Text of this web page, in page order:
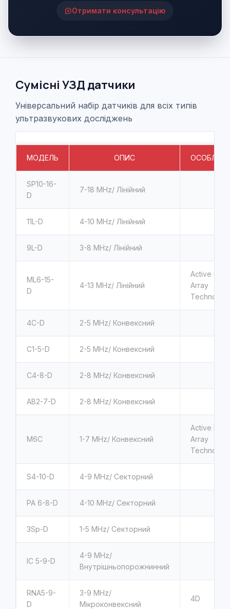
Отримати консультацію
Сумісні УЗД датчики
Універсальний набір датчиків для всіх типів
ультразвукових досліджень
МОДЕЛЬ ОПИС
SP10-16-
D
7-18 MHz/ Лінійний
11L-D 4-10 MHz/ Лінійний
9L-D 3-8 MHz/ Лінійний
ML6-15-
D
4-13 MHz/ Лінійний
Active
Array
4C-D 2-5 MHz/ Конвексний
C1-5-D 2-5 MHz/ Конвексний
C4-8-D 2-8 MHz/ Конвексний
AB2-7-D 2-8 MHz/ Конвексний
M6C 1-7 MHz/ Конвексний
Active
Array
S4-10-D 4-9 MHz/ Секторний
PA 6-8-D 4-10 MHz/ Секторний
3Sp-D 1-5 MHz/ Секторний
IC 5-9-D
4-9 MHz/
Внутрішньопорожнинний
RNA5-9-
D
3-9 MHz/
Мікроконвексний
4D